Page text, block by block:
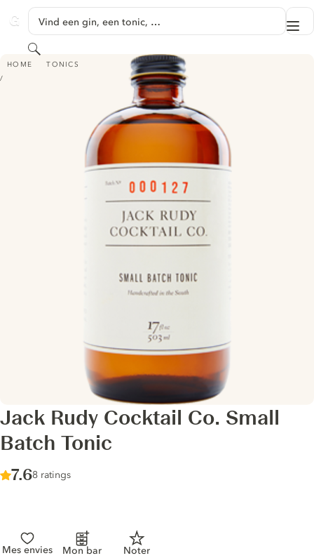
GINVENTORY
Vind een gin, een tonic, …
Zoeken
HOME TONICS
JACK RUDY COCKTAIL CO. SMALL BATCH TONIC
Jack Rudy Cocktail Co. Small
Batch Tonic
Score :
7.6/ 10
8 ratings
Mes envies Mon bar Noter